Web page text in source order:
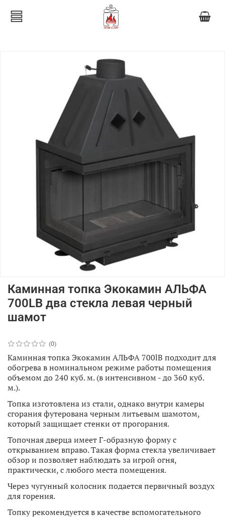
(0)
Каминная топка Экокамин АЛЬФА
700LB два стекла левая черный
шамот
Каминная топка Экокамин АЛЬФА 700lB подходит для
обогрева в номинальном режиме работы помещения
объемом до 240 куб. м. (в интенсивном - до 360 куб.
м.).
Топка изготовлена из стали, однако внутри камеры
сгорания футерована черным литьевым шамотом,
который защищает стенки от прогорания.
Топочная дверца имеет Г-образную форму с
открыванием вправо. Такая форма стекла увеличивает
обзор и позволяет наблюдать за игрой огня,
практически, с любого места помещения.
Через чугунный колосник подается первичный воздух
для горения.
Топку рекомендуется в качестве вспомогательного